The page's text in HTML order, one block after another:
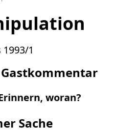
1
woran?
Sache